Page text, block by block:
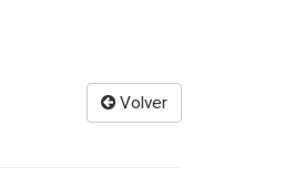
Volver